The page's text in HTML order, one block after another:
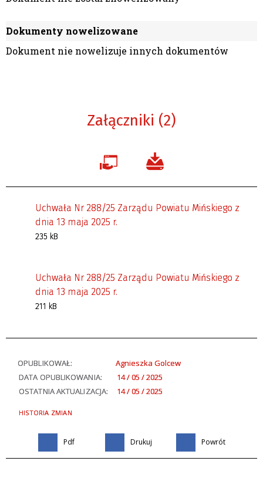
Dokumenty nowelizowane
Dokument nie nowelizuje innych dokumentów
Załączniki (2)
Uchwała Nr 288/25 Zarządu Powiatu Mińskiego z
dnia 13 maja 2025 r.
235 kB
Uchwała Nr 288/25 Zarządu Powiatu Mińskiego z
dnia 13 maja 2025 r.
211 kB
OPUBLIKOWAŁ:
Agnieszka Golcew
DATA OPUBLIKOWANIA:
14 / 05 / 2025
OSTATNIA AKTUALIZACJA:
14 / 05 / 2025
HISTORIA ZMIAN
Pdf Drukuj Powrót